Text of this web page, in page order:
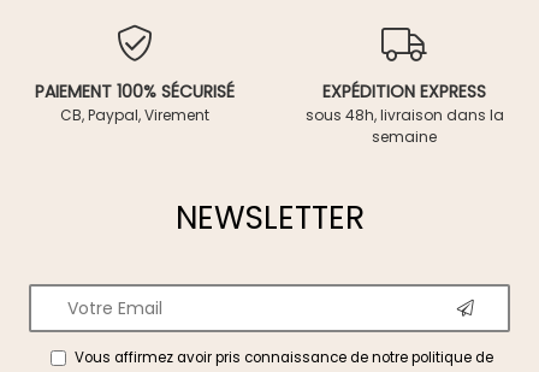
PAIEMENT 100% SÉCURISÉ
CB, Paypal, Virement
EXPÉDITION EXPRESS
sous 48h, livraison dans la
semaine
NEWSLETTER
Vous affirmez avoir pris connaissance de notrepolitique de